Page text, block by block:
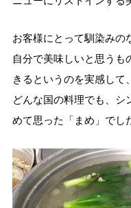
お客様にとって馴染みの
自分で美味しいと思うも
きるというのを実感して、
どんな国の料理でも、シ
めて思った「まめ」でし